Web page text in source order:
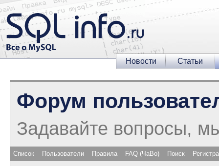
Новости Статьи
Форум
Задавайте вопросы,
Список Пользователи Правила FAQ (ЧаВо) Поиск